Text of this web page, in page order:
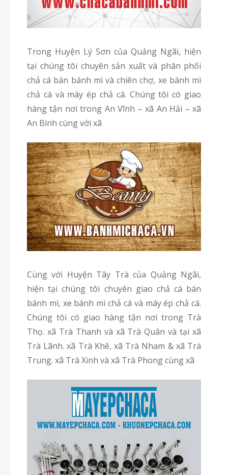
Trong Huyện Lý Sơn của Quảng Ngãi, hiện
tại chúng tôi chuyên sản xuất và phân phối
chả cá bán bánh mì và chiên chợ, xe bánh mì
chả cá và máy ép chả cá. Chúng tôi có giao
hàng tận nơi trong An Vĩnh – xã An Hải – xã
An Bình cùng với xã
Cùng với Huyện Tây Trà của Quảng Ngãi,
hiện tại chúng tôi chuyên giao chả cá bán
bánh mì, xe bánh mì chả cá và máy ép chả cá.
Chúng tôi có giao hàng tận nơi trong Trà
Thọ. xã Trà Thanh và xã Trà Quân và tại xã
Trà Lãnh. xã Trà Khê, xã Trà Nham & xã Trà
Trung. xã Trà Xinh và xã Trà Phong cùng xã